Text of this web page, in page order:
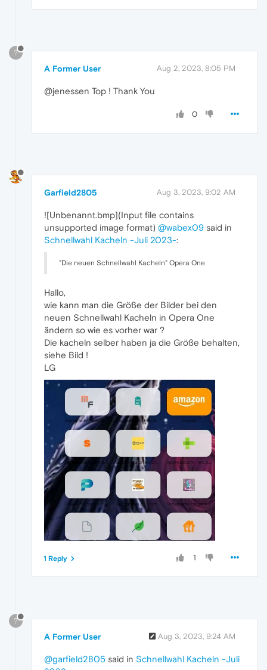
?
A Former User Aug 2, 2023, 8:05 PM
@jenessen Top ! Thank You
0
Garfield2805 Aug 3, 2023, 9:02 AM
![Unbenannt.bmp](Input file contains
unsupported image format) @wabex09 said in
Schnellwahl Kacheln -Juli 2023-:
"Die neuen Schnellwahl Kacheln" Opera One
Hallo,
wie kann man die Größe der Bilder bei den
neuen Schnellwahl Kacheln in Opera One
ändern so wie es vorher war ?
Die kacheln selber haben ja die Größe behalten,
siehe Bild !
LG
1
1 Reply
?
A Former User Aug 3, 2023, 9:24 AM
@garfield2805 said in Schnellwahl Kacheln -Juli